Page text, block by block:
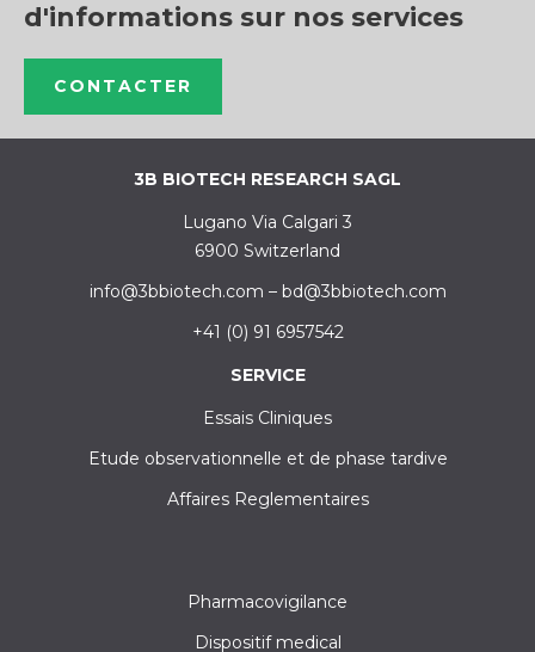
d'informations sur nos services
CONTACTER
3B BIOTECH RESEARCH SAGL
Lugano Via Calgari 3
6900 Switzerland
info@3bbiotech.com – bd@3bbiotech.com
+41 (0) 91 6957542
SERVICE
Essais Cliniques
Etude observationnelle et de phase tardive
Affaires Reglementaires
Pharmacovigilance
Dispositif medical